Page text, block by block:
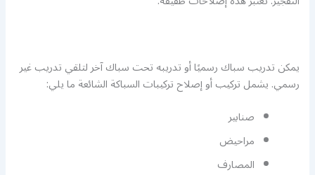
يمكن تدريب سباك رسميًا أو تدريبه تحت سباك آخر لتلقي تدريب غير
رسمي. يشمل تركيب أو إصلاح تركيبات السباكة الشائعة ما يلي:
صنابير
مراحيض
المصارف